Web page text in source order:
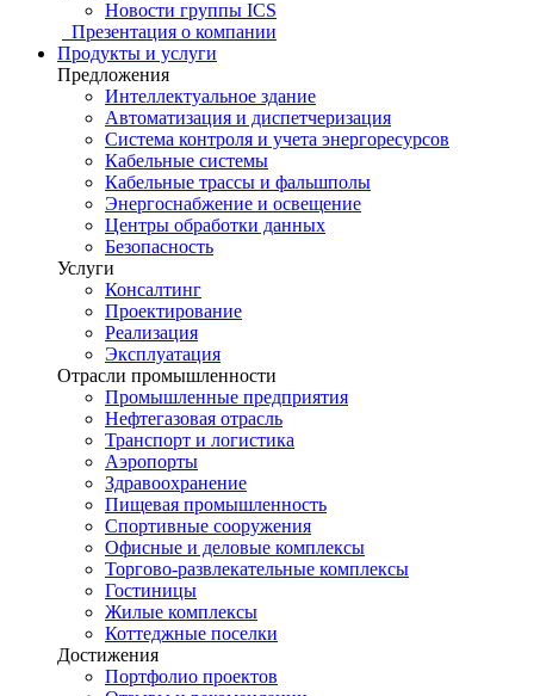
Новости группы ICS
Презентация о компании
Продукты и услуги
Предложения
Интеллектуальное здание
Автоматизация и диспетчеризация
Система контроля и учета энергоресурсов
Кабельные системы
Кабельные трассы и фальшполы
Энергоснабжение и освещение
Центры обработки данных
Безопасность
Услуги
Консалтинг
Проектирование
Реализация
Эксплуатация
Отрасли промышленности
Промышленные предприятия
Нефтегазовая отрасль
Транспорт и логистика
Аэропорты
Здравоохранение
Пищевая промышленность
Спортивные сооружения
Офисные и деловые комплексы
Торгово-развлекательные комплексы
Гостиницы
Жилые комплексы
Коттеджные поселки
Достижения
Портфолио проектов